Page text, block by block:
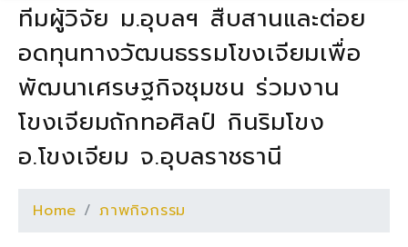
ทีมผู้วิจัย ม.อุบลฯ สืบสานและต่อย
อดทุนทางวัฒนธรรมโขงเจียมเพื่อ
พัฒนาเศรษฐกิจชุมชน ร่วมงาน
โขงเจียมถักทอศิลป์ กินริมโขง
อ.โขงเจียม จ.อุบลราชธานี
Home ภาพกิจกรรม